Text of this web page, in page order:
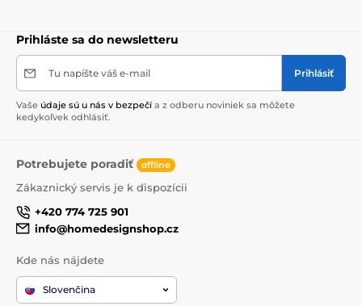
Prihláste sa do newsletteru
Tu napíšte váš e-mail Prihlásiť
Vaše údaje sú u nás v bezpečí a z odberu noviniek sa môžete
kedykoľvek odhlásiť.
Potrebujete poradiť offline
Zákaznický servis je k dispozícii
+420 774 725 901
info@homedesignshop.cz
Kde nás nájdete
Slovenčina